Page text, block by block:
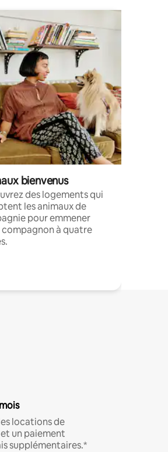
bienvenus
des logements qui
les animaux de
pour emmener
à quatre
locations de
un paiement
supplémentaires.*